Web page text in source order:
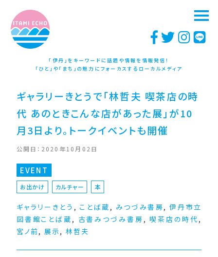
「伊丹」をキーワードに話題や情報を情報発信！
「ひと」や「まち」の魅力にフォーカスするローカルメディア
ギャラリーきとうで「林哲夫 喫茶店の時
代 あのときこんな店があった展」が10
月3日より。トークイベントも開催
公開日：2020年10月02日
EVENT
お出かけ カルチャー 本
ギャラリーきとう , ことば蔵 , みつづみ書房,伊丹市立
図書館ことば蔵 , 古書みつづみ書房 ,喫茶店の時代 ,
宮ノ前, 展示, 林哲夫